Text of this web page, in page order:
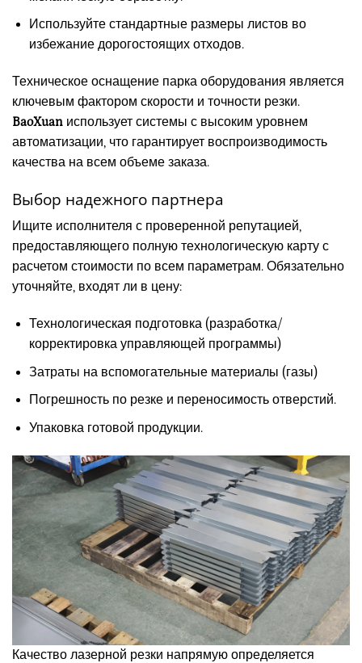
Используйте стандартные размеры листов во
избежание дорогостоящих отходов.
Техническое оснащение парка оборудования является
ключевым фактором скорости и точности резки.
BaoXuan использует системы с высоким уровнем
автоматизации, что гарантирует воспроизводимость
качества на всем объеме заказа.
Выбор надежного партнера
Ищите исполнителя с проверенной репутацией,
предоставляющего полную технологическую карту с
расчетом стоимости по всем параметрам. Обязательно
уточняйте, входят ли в цену:
Технологическая подготовка (разработка/
корректировка управляющей программы)
Затраты на вспомогательные материалы (газы)
Погрешность по резке и переносимость отверстий.
Упаковка готовой продукции.
Качество лазерной резки напрямую определяется